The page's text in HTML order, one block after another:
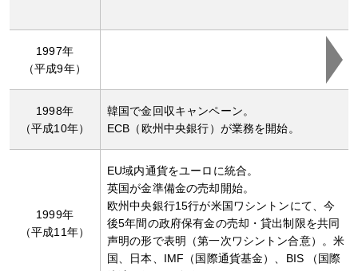
1997年
（平成9年）
1998年
（平成10年）
韓国で金回収キャンペーン。
ECB（欧州中央銀行）が業務を開始。
1999年
（平成11年）
EU域内通貨をユーロに統合。
英国が金準備金の売却開始。
欧州中央銀行15行が米国ワシントンにて、今
後5年間の政府保有金の売却・貸出制限を共同
声明の形で表明（第一次ワシントン合意）。米
国、日本、IMF（国際通貨基金）、BIS （国際